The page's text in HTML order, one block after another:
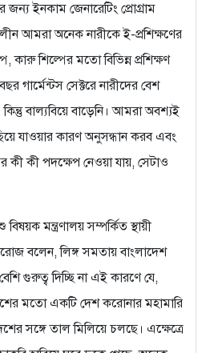
জন্য ইনকাম জেনারেটিং প্রোগ্রাম
আমরা অনেক নারীকে ই-প্রশিক্ষণের
কারু শিল্পের মতো বিভিন্ন প্রশিক্ষণ
গার্মেন্টস সেক্টরে নারীদের বেশ
বাল্যবিয়ে বাড়েনি। আমরা অবশ্যই
যাওয়ার কারণ অনুসন্ধান করব এবং
কী কী পদক্ষেপ নেওয়া যায়, সেটাও
মন্ত্রণালয় সম্পর্কিত স্থায়ী
বলেন, লিঙ্গ সমতায় বাংলাদেশ
গুরুত্ব দিচ্ছি না এই কারণে যে,
মতো একটি দেশ করোনার মহামারি
সঙ্গে তাল মিলিয়ে চলছে। এক্ষেত্রে